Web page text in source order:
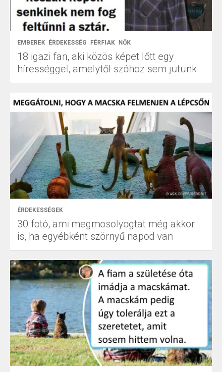
EMBEREK ÉRDEKESSÉG FÉRFIAK NŐK
18 igazi fan, aki közös képet lőtt egy
hírességgel, amelytől szóhoz sem jutunk
ÉRDEKESSÉGEK
30 fotó, ami megmosolyogtat még akkor
is, ha egyébként szörnyű napod van